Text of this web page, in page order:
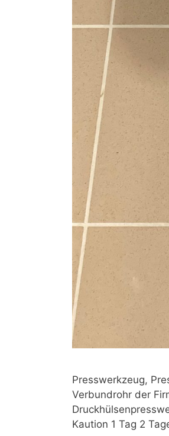
Presswerkzeug,
Verbundrohr der
Kaution 1 Tag 2